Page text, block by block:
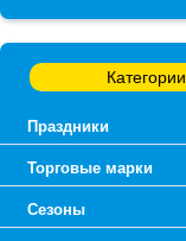
Категории
Праздники
Торговые марки
Сезоны